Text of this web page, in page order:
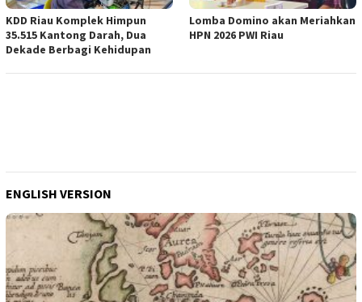
KDD Riau Komplek Himpun
35.515 Kantong Darah, Dua
Dekade Berbagi Kehidupan
Lomba Domino akan Meriahkan
HPN 2026 PWI Riau
ENGLISH VERSION